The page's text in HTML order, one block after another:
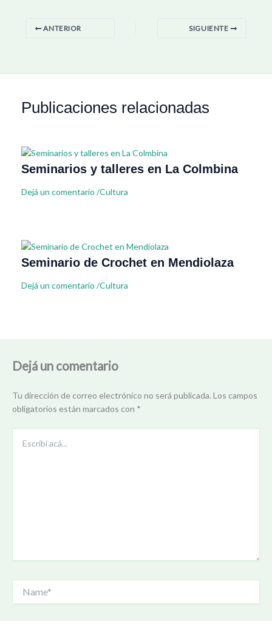
ANTERIOR SIGUIENTE
Publicaciones relacionadas
Seminarios y talleres en La Colmbina
Dejá un comentario /Cultura
Seminario de Crochet en Mendiolaza
Dejá un comentario /Cultura
Dejá un comentario
Tu dirección de correo electrónico no será publicada. Los campos
obligatorios están marcados con *
acá...